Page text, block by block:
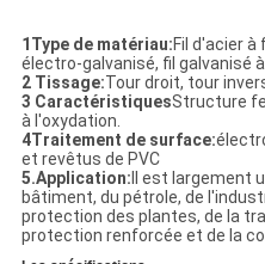
1Type de matériau:Fil d'acier à
électro-galvanisé, fil galvanisé
2 Tissage:Tour droit, tour
3 CaractéristiquesStructure
à l'oxydation.
4Traitement de surface:
et revêtus de PVC
5.Application: Il est largement
bâtiment, du pétrole, de
protection des plantes, de la
protection renforcée et de la